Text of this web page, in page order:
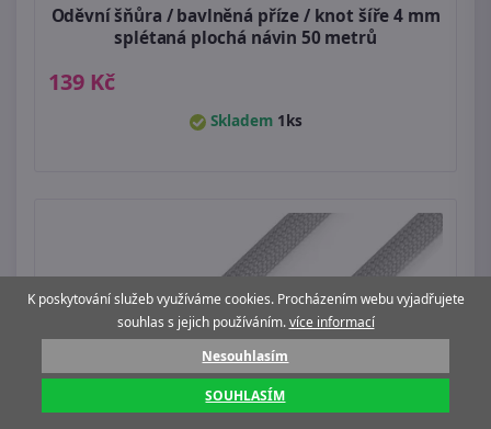
Oděvní šňůra / bavlněná příze / knot šíře 4 mm
splétaná plochá návin 50 metrů
139 Kč
Skladem 1ks
K poskytování služeb využíváme cookies. Procházením webu vyjadřujete
souhlas s jejich používáním.více informací
Nesouhlasím
SOUHLASÍM